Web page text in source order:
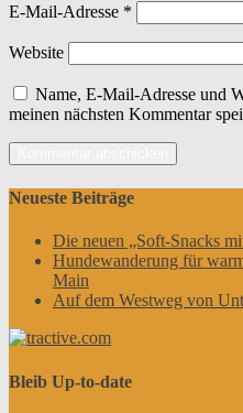
E-Mail-Adresse *
Website
Name, E-Mail-Adresse und
meinen nächsten Kommentar
Neueste Beiträge
Die neuen „Soft-Snacks
Hundewanderung für
Main
Auf dem Westweg von
Bleib Up-to-date